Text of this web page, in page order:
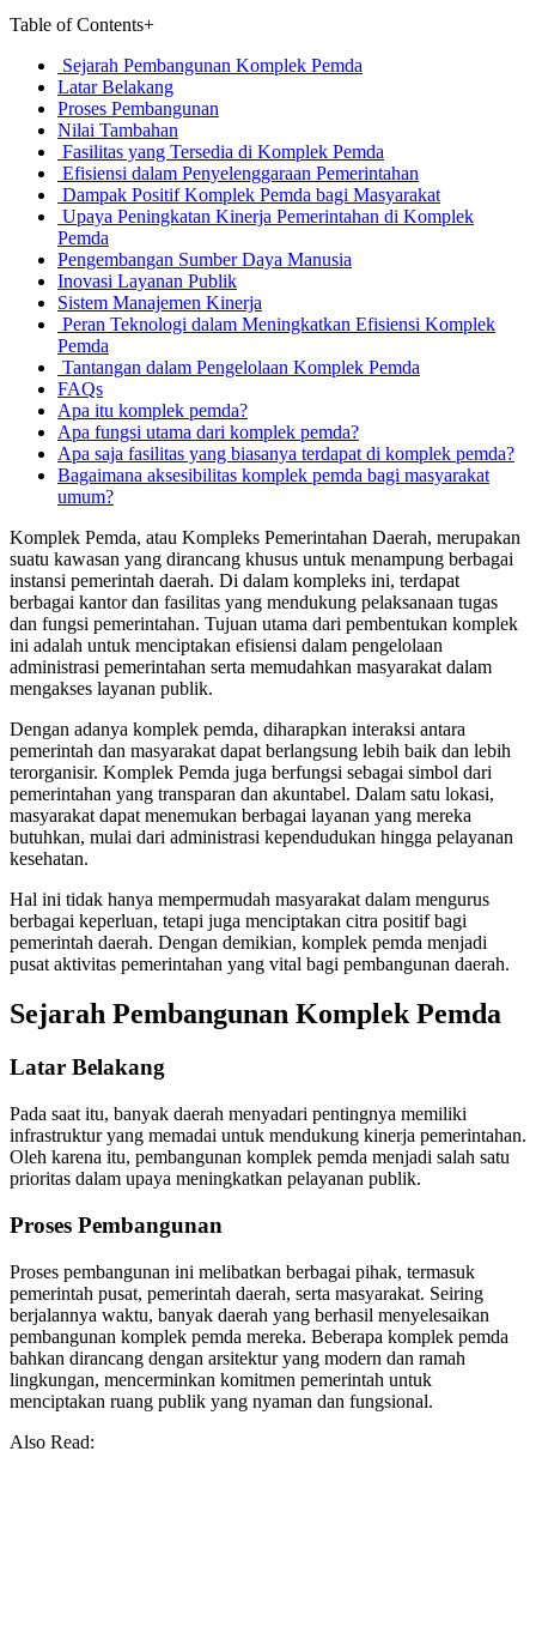
Table of Contents+
Sejarah Pembangunan Komplek Pemda
Latar Belakang
Proses Pembangunan
Nilai Tambahan
Fasilitas yang Tersedia di Komplek Pemda
Efisiensi dalam Penyelenggaraan Pemerintahan
Dampak Positif Komplek Pemda bagi Masyarakat
Upaya Peningkatan Kinerja Pemerintahan di Komplek
Pemda
Pengembangan Sumber Daya Manusia
Inovasi Layanan Publik
Sistem Manajemen Kinerja
Peran Teknologi dalam Meningkatkan Efisiensi Komplek
Pemda
Tantangan dalam Pengelolaan Komplek Pemda
FAQs
Apa itu komplek pemda?
Apa fungsi utama dari komplek pemda?
Apa saja fasilitas yang biasanya terdapat di komplek pemda?
Bagaimana aksesibilitas komplek pemda bagi masyarakat
umum?
Komplek Pemda, atau Kompleks Pemerintahan Daerah, merupakan
suatu kawasan yang dirancang khusus untuk menampung berbagai
instansi pemerintah daerah. Di dalam kompleks ini, terdapat
berbagai kantor dan fasilitas yang mendukung pelaksanaan tugas
dan fungsi pemerintahan. Tujuan utama dari pembentukan komplek
ini adalah untuk menciptakan efisiensi dalam pengelolaan
administrasi pemerintahan serta memudahkan masyarakat dalam
mengakses layanan publik.
Dengan adanya komplek pemda, diharapkan interaksi antara
pemerintah dan masyarakat dapat berlangsung lebih baik dan lebih
terorganisir. Komplek Pemda juga berfungsi sebagai simbol dari
pemerintahan yang transparan dan akuntabel. Dalam satu lokasi,
masyarakat dapat menemukan berbagai layanan yang mereka
butuhkan, mulai dari administrasi kependudukan hingga pelayanan
kesehatan.
Hal ini tidak hanya mempermudah masyarakat dalam mengurus
berbagai keperluan, tetapi juga menciptakan citra positif bagi
pemerintah daerah. Dengan demikian, komplek pemda menjadi
pusat aktivitas pemerintahan yang vital bagi pembangunan daerah.
Sejarah Pembangunan Komplek Pemda
Latar Belakang
Pada saat itu, banyak daerah menyadari pentingnya memiliki
infrastruktur yang memadai untuk mendukung kinerja pemerintahan.
Oleh karena itu, pembangunan komplek pemda menjadi salah satu
prioritas dalam upaya meningkatkan pelayanan publik.
Proses Pembangunan
Proses pembangunan ini melibatkan berbagai pihak, termasuk
pemerintah pusat, pemerintah daerah, serta masyarakat. Seiring
berjalannya waktu, banyak daerah yang berhasil menyelesaikan
pembangunan komplek pemda mereka. Beberapa komplek pemda
bahkan dirancang dengan arsitektur yang modern dan ramah
lingkungan, mencerminkan komitmen pemerintah untuk
menciptakan ruang publik yang nyaman dan fungsional.
Also Read: